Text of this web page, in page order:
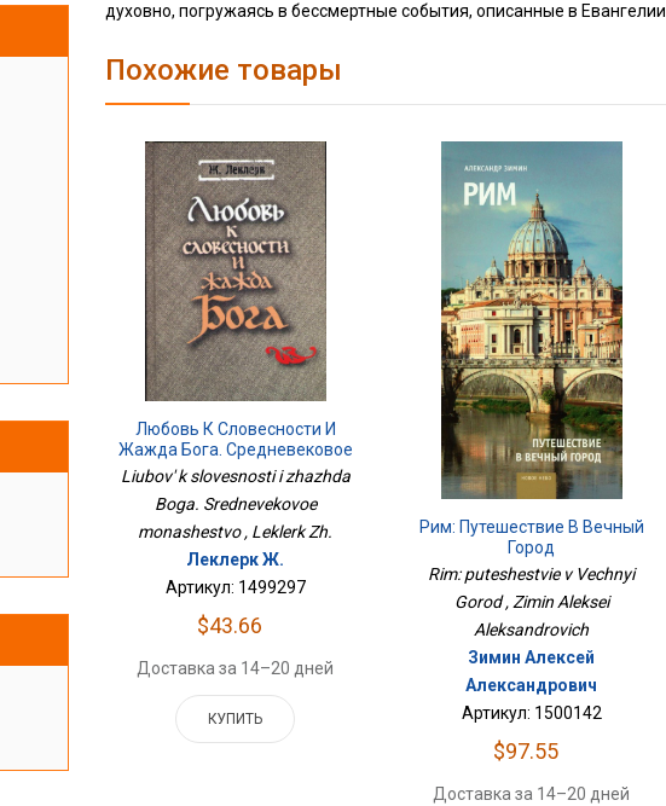
духовно, погружаясь в бессмертные события, описанные в Евангелии.
Похожие товары
Любовь К Словесности И
Жажда Бога. Средневековое
Монашество
Liubov' k slovesnosti i zhazhda
Boga. Srednevekovoe
monashestvo , Leklerk Zh.
Леклерк Ж.
Артикул: 1499297
$43.66
Доставка за 14–20 дней
КУПИТЬ
Рим: Путешествие В Вечный
Город
Rim: puteshestvie v Vechnyi
Gorod , Zimin Aleksei
Aleksandrovich
Зимин Алексей
Александрович
Артикул: 1500142
$97.55
Доставка за 14–20 дней